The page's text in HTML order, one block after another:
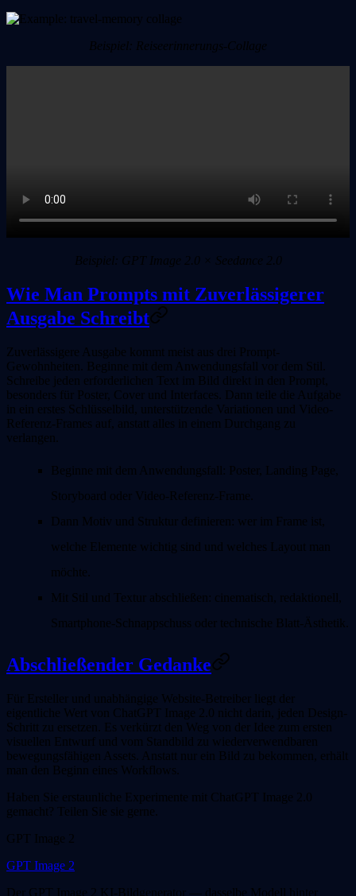
Beispiel: Reiseerinnerungs-Collage
Beispiel: GPT Image 2.0 × Seedance 2.0
Wie Man Prompts mit Zuverlässigerer
Ausgabe Schreibt
Zuverlässigere Ausgabe kommt meist aus drei Prompt-
Gewohnheiten. Beginne mit dem Anwendungsfall vor dem Stil.
Schreibe jeden erforderlichen Text im Bild direkt in den Prompt,
besonders für Poster, Cover und Interfaces. Dann teile die Aufgabe
in ein erstes Schlüsselbild, unterstützende Variationen und Video-
Referenz-Frames auf, anstatt alles in einem Durchgang zu
verlangen.
Beginne mit dem Anwendungsfall: Poster, Landing Page,
Storyboard oder Video-Referenz-Frame.
Dann Motiv und Struktur definieren: wer im Frame ist,
welche Elemente wichtig sind und welches Layout man
möchte.
Mit Stil und Textur abschließen: cinematisch, redaktionell,
Smartphone-Schnappschuss oder technische Blatt-Ästhetik.
Abschließender Gedanke
Für Ersteller und unabhängige Website-Betreiber liegt der
eigentliche Wert von ChatGPT Image 2.0 nicht darin, jeden Design-
Schritt zu ersetzen. Es verkürzt den Weg von der Idee zum ersten
visuellen Entwurf und vom Standbild zu wiederverwendbaren
bewegungsfähigen Assets. Anstatt nur ein Bild zu bekommen, erhält
man den Beginn eines Workflows.
Haben Sie erstaunliche Experimente mit ChatGPT Image 2.0
gemacht? Teilen Sie sie gerne.
GPT Image 2
GPT Image 2
Der GPT Image 2 KI-Bildgenerator — dasselbe Modell hinter